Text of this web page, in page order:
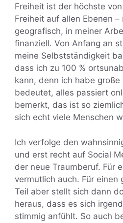
Freiheit ist der höchste
Freiheit auf allen Ebenen
geografisch, in meiner
finanziell. Von Anfang an
meine Selbstständigkeit
dass ich zu 100 %
kann, denn ich habe große
bedeutet, alles passiert
bemerkt, das ist so
sich echt viele Menschen
Ich verfolge den
und erst recht auf Social
der neue Traumberuf. Für
vermutlich auch. Für einen
Teil aber stellt sich dann
heraus, dass es sich
stimmig anfühlt. So auch